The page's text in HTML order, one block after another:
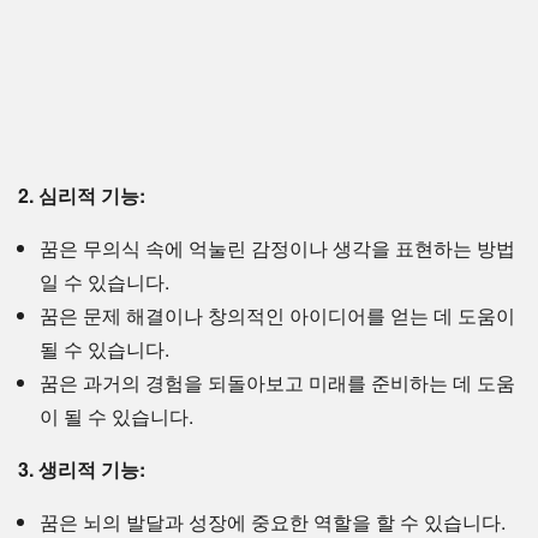
2. 심리적 기능:
꿈은 무의식 속에 억눌린 감정이나 생각을 표현하는 방법
일 수 있습니다.
꿈은 문제 해결이나 창의적인 아이디어를 얻는 데 도움이
될 수 있습니다.
꿈은 과거의 경험을 되돌아보고 미래를 준비하는 데 도움
이 될 수 있습니다.
3. 생리적 기능:
꿈은 뇌의 발달과 성장에 중요한 역할을 할 수 있습니다.